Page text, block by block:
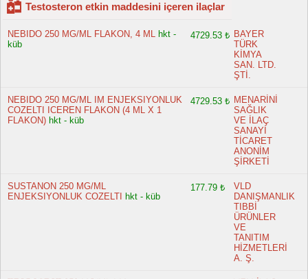
Testosteron etkin maddesini içeren ilaçlar
NEBIDO 250 MG/ML FLAKON, 4 ML hkt -
küb
4729.53 ₺ BAYER
TÜRK
KİMYA
SAN. LTD.
ŞTİ.
NEBIDO 250 MG/ML IM ENJEKSIYONLUK
COZELTI ICEREN FLAKON (4 ML X 1
FLAKON) hkt - küb
4729.53 ₺ MENARİNİ
SAĞLIK
VE İLAÇ
SANAYİ
TİCARET
ANONİM
ŞİRKETİ
SUSTANON 250 MG/ML
ENJEKSIYONLUK COZELTI
hkt - küb
177.79 ₺
VLD
DANIŞMANLIK
TIBBİ
ÜRÜNLER
VE
TANITIM
HİZMETLERİ
A. Ş.